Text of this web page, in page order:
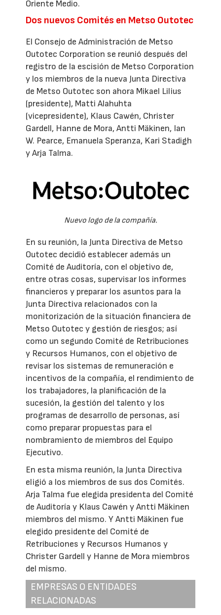
Oriente Medio.
Dos nuevos Comités en Metso Outotec
El Consejo de Administración de Metso
Outotec Corporation se reunió después del
registro de la escisión de Metso Corporation
y los miembros de la nueva Junta Directiva
de Metso Outotec son ahora Mikael Lilius
(presidente), Matti Alahuhta
(vicepresidente), Klaus Cawén, Christer
Gardell, Hanne de Mora, Antti Mäkinen, Ian
W. Pearce, Emanuela Speranza, Kari Stadigh
y Arja Talma.
Nuevo logo de la compañía.
En su reunión, la Junta Directiva de Metso
Outotec decidió establecer además un
Comité de Auditoría, con el objetivo de,
entre otras cosas, supervisar los informes
financieros y preparar los asuntos para la
Junta Directiva relacionados con la
monitorización de la situación financiera de
Metso Outotec y gestión de riesgos; así
como un segundo Comité de Retribuciones
y Recursos Humanos, con el objetivo de
revisar los sistemas de remuneración e
incentivos de la compañía, el rendimiento de
los trabajadores, la planificación de la
sucesión, la gestión del talento y los
programas de desarrollo de personas, así
como preparar propuestas para el
nombramiento de miembros del Equipo
Ejecutivo.
En esta misma reunión, la Junta Directiva
eligió a los miembros de sus dos Comités.
Arja Talma fue elegida presidenta del Comité
de Auditoría y Klaus Cawén y Antti Mäkinen
miembros del mismo. Y Antti Mäkinen fue
elegido presidente del Comité de
Retribuciones y Recursos Humanos y
Christer Gardell y Hanne de Mora miembros
del mismo.
EMPRESAS O ENTIDADES
RELACIONADAS